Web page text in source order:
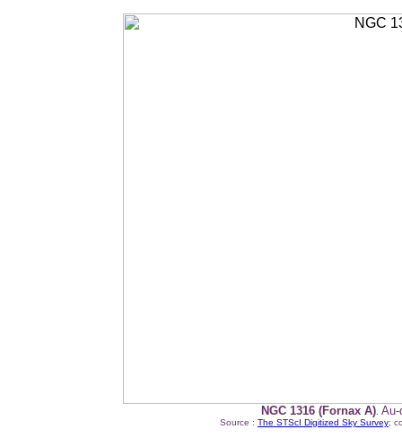
NGC 1316 (Fornax A)
Source : The STScI Digitized Sky Survey;